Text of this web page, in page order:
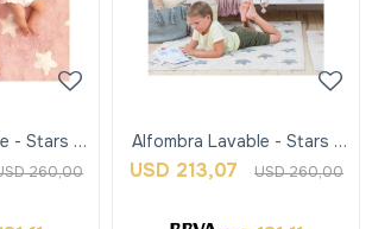
- Stars -
260,00
Alfombra Lavable - Stars -
Celeste - Lorena Canals
USD 213,07 USD260,00